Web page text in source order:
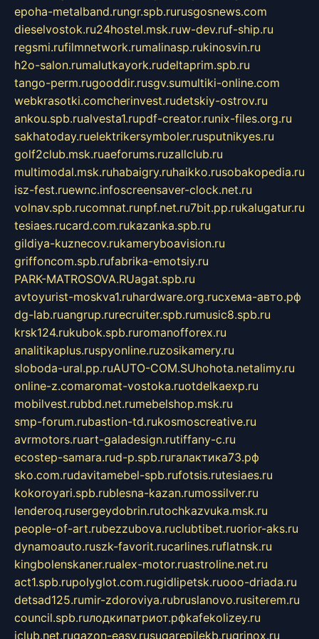
epoha-metalband.rungr.spb.rurusgosnews.com
dieselvostok.ru24hostel.msk.ruw-dev.ruf-ship.ru
regsmi.rufilmnetwork.rumalinasp.rukinosvin.ru
h2o-salon.rumalutkayork.rudeltaprim.spb.ru
tango-perm.rugooddir.rusgv.sumultiki-online.com
webkrasotki.comcherinvest.rudetskiy-ostrov.ru
ankou.spb.rualvesta1.rupdf-creator.runix-files.org.ru
sakhatoday.ruelektrikersymboler.rusputnikyes.ru
golf2club.msk.ruaeforums.ruzallclub.ru
multimodal.msk.ruhabaigry.ruhaikko.rusobakopedia.ru
isz-fest.ruewnc.infoscreensaver-clock.net.ru
volnav.spb.rucomnat.runpf.net.ru7bit.pp.rukalugatur.ru
tesiaes.rucard.com.rukazanka.spb.ru
gildiya-kuznecov.rukameryboavision.ru
griffoncom.spb.rufabrika-emotsiy.ru
PARK-MATROSOVA.RUagat.spb.ru
avtoyurist-moskva1.ruhardware.org.ruсхема-авто.рф
dg-lab.ruangrup.rurecruiter.spb.rumusic8.spb.ru
krsk124.rukubok.spb.ruromanofforex.ru
analitikaplus.ruspyonline.ruzosikamery.ru
sloboda-ural.pp.ruAUTO-COM.SUhohota.netalimy.ru
online-z.comaromat-vostoka.ruotdelkaexp.ru
mobilvest.rubbd.net.rumebelshop.msk.ru
smp-forum.rubastion-td.rukosmoscreative.ru
avrmotors.ruart-galadesign.rutiffany-c.ru
ecostep-samara.rud-p.spb.ruгалактика73.рф
sko.com.rudavitamebel-spb.rufotsis.rutesiaes.ru
kokoroyari.spb.rublesna-kazan.rumossilver.ru
lenderoq.rusergeydobrin.rutochkazvuka.msk.ru
people-of-art.rubezzubova.ruclubtibet.ruorior-aks.ru
dynamoauto.ruszk-favorit.rucarlines.ruflatnsk.ru
kingbolenskaner.rualex-motor.ruastroline.net.ru
act1.spb.rupolyglot.com.rugidlipetsk.ruooo-driada.ru
detsad125.rumir-zdoroviya.rubruslanovo.rusiterem.ru
council.spb.ruлодкипатриот.рфkafekolizey.ru
iclub.net.rugazon-easy.rusugarepilekb.rugrinox.ru